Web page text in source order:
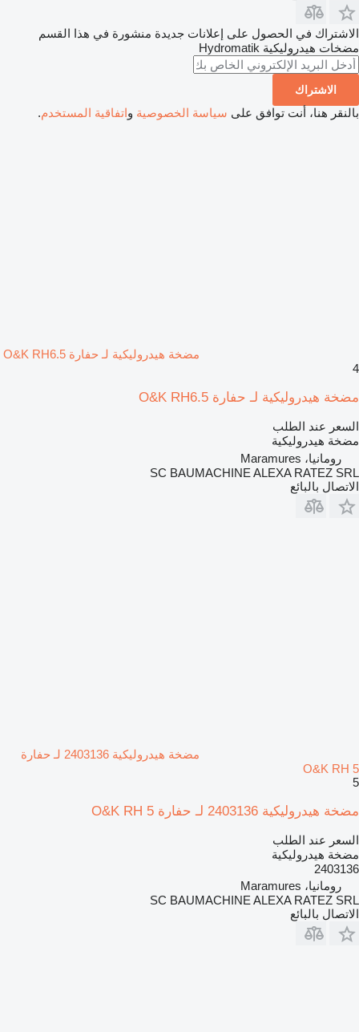
الاشتراك في الحصول على إعلانات جديدة منشورة في هذا القسم
مضخات هيدروليكية Hydromatik
الاشتراك
بالنقر هنا، أنت توافق على سياسة الخصوصية واتفاقية المستخدم.
مضخة هيدروليكية لـ حفارة O&K RH6.5
4
مضخة هيدروليكية لـ حفارة O&K RH6.5
السعر عند الطلب
مضخة هيدروليكية
رومانيا، Maramures
SC BAUMACHINE ALEXA RATEZ SRL
الاتصال بالبائع
مضخة هيدروليكية 2403136 لـ حفارة
O&K RH 5
5
مضخة هيدروليكية 2403136 لـ حفارة O&K RH 5
السعر عند الطلب
مضخة هيدروليكية
2403136
رومانيا، Maramures
SC BAUMACHINE ALEXA RATEZ SRL
الاتصال بالبائع